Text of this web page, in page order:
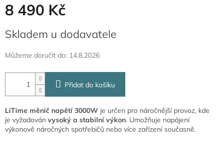
8 490 Kč
cena:
Skladem u dodavatele
Můžeme doručit do: 14.8.2026
Přidat do košíku
LiTime měnič napětí 3000W je určen pro náročnější provoz, kde
je vyžadován vysoký a stabilní výkon. Umožňuje napájení
výkonově náročných spotřebičů nebo více zařízení současně.